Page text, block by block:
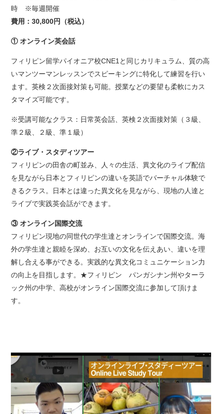
時 ※毎週開催
費用：30,800円（税込）
① オンライン英会話
フィリピン留学パイオニア校CNE1と同じカリキュラム、質の高
いマンツーマンレッスンでスピーキングに特化して練習を行い
ます。英検２次面接対策も可能。授業などの要望も柔軟にカス
タマイズ可能です。
※受講可能なクラス：日常英会話、英検２次面接対策（３級、
準２級、２級、準１級）
②ライブ・スタディツアー
フィリピンの田舎の町並み、人々の生活、異文化のライブ配信
を見ながら日本とフィリピンの違いを英語でバーチャル体験で
きるクラス。日本とは違った異文化を見ながら、現地の人達と
ライブで実践英会話ができます。
③ オンライン国際交流
フィリピン現地の同世代の学生達とオンラインで国際交流。海
外の学生達と親睦を深め、お互いの文化を伝えあい、違いを理
解し合える事ができる。実践的な異文化コミュニケーション力
の向上を目指します。 ★フィリピン パンガシナン州やターラ
ック州の中学、高校がオンライン国際交流に参加して頂けま
す。